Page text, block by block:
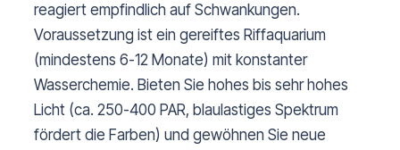
reagiert empfindlich auf Schwankungen.
Voraussetzung ist ein gereiftes Riffaquarium
(mindestens 6-12 Monate) mit konstanter
Wasserchemie. Bieten Sie hohes bis sehr hohes
Licht (ca. 250-400 PAR, blaulastiges Spektrum
fördert die Farben) und gewöhnen Sie neue